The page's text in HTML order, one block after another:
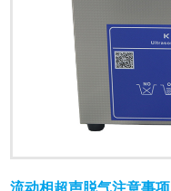
流动相超声脱气注意事项